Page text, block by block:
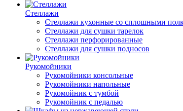
Стеллажи
Стеллажи кухонные со сплошными
Стеллажи для сушки тарелок
Стеллажи перфорированные
Стеллажи для сушки подносов
Рукомойники
Рукомойники консольные
Рукомойники напольные
Рукомойник с тумбой
Рукомойник с педалью